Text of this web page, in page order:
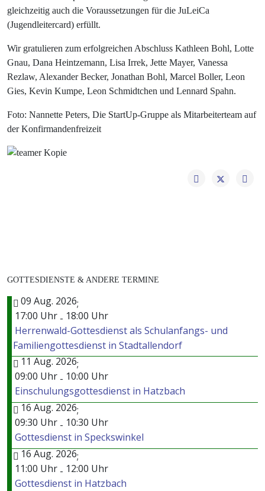
gleichzeitig auch die Voraussetzungen für die JuLeiCa
(Jugendleitercard) erfüllt.
Wir gratulieren zum erfolgreichen Abschluss Kathleen Bohl, Lotte
Gnau, Dana Heintzemann, Lisa Irrek, Jette Mayer, Vanessa
Rezlaw, Alexander Becker, Jonathan Bohl, Marcel Boller, Leon
Gies, Kevin Kumpe, Leon Schmidtchen und Lennard Spahn.
Foto: Nannette Peters, Die StartUp-Gruppe als Mitarbeiterteam auf
der Konfirmandenfreizeit
GOTTESDIENSTE & ANDERE TERMINE
09 Aug. 2026;
17:00 Uhr - 18:00 Uhr
Herrenwald-Gottesdienst als Schulanfangs- und
Familiengottesdienst in Stadtallendorf
11 Aug. 2026;
09:00 Uhr - 10:00 Uhr
Einschulungsgottesdienst in Hatzbach
16 Aug. 2026;
09:30 Uhr - 10:30 Uhr
Gottesdienst in Speckswinkel
16 Aug. 2026;
11:00 Uhr - 12:00 Uhr
Gottesdienst in Hatzbach